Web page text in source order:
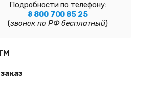
Подробности по телефону:
8 800 700 85 25
(звонок по РФ бесплатный)